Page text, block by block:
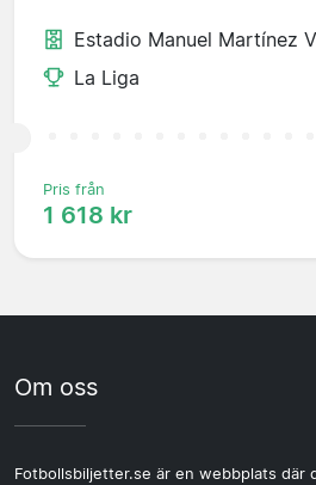
Estadio Manuel Martínez
La Liga
Pris från
1 618 kr
Om oss
Fotbollsbiljetter.se är en webbplats där